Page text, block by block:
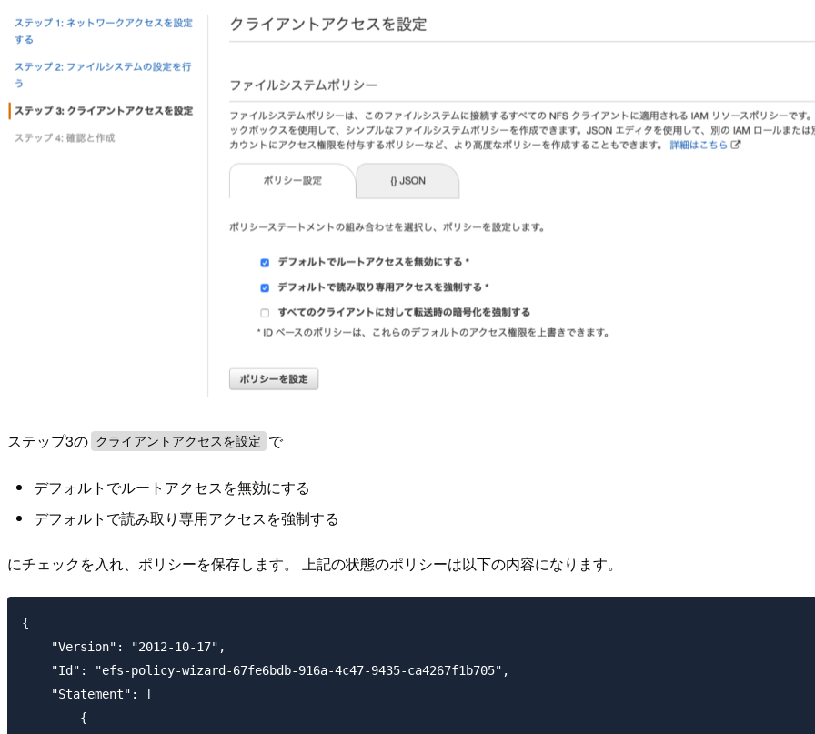
ステップ3の クライアントアクセスを設定 で
デフォルトでルートアクセスを無効にする
デフォルトで読み取り専用アクセスを強制する
にチェックを入れ、ポリシーを保存します。 上記の状態のポリシーは以下の内容になります。
{
    "Version": "2012-10-17",
    "Id": "efs-policy-wizard-67fe6bdb-916a-4c47-9435-ca4267f1b705",
    "Statement": [
        {